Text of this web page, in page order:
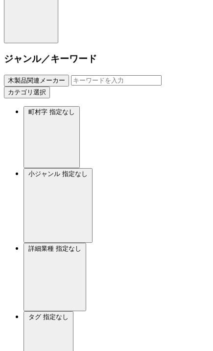
ジャンル／キーワード
木製品関連メーカー
カテゴリ選択
町村字 指定なし
小ジャンル 指定なし
詳細業種 指定なし
タグ 指定なし